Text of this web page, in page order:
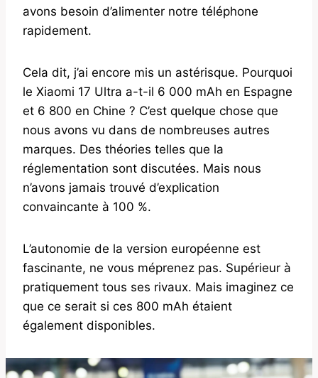
avons besoin d’alimenter notre téléphone
rapidement.
Cela dit, j’ai encore mis un astérisque. Pourquoi
le Xiaomi 17 Ultra a-t-il 6 000 mAh en Espagne
et 6 800 en Chine ? C’est quelque chose que
nous avons vu dans de nombreuses autres
marques. Des théories telles que la
réglementation sont discutées. Mais nous
n’avons jamais trouvé d’explication
convaincante à 100 %.
L’autonomie de la version européenne est
fascinante, ne vous méprenez pas. Supérieur à
pratiquement tous ses rivaux. Mais imaginez ce
que ce serait si ces 800 mAh étaient
également disponibles.